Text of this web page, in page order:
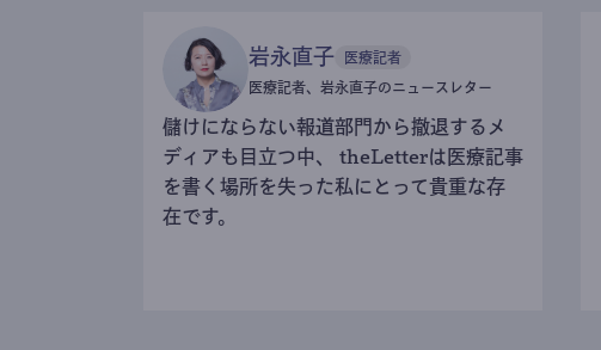
岩永直子 医療記者
医療記者、岩永直子のニュースレター
儲けにならない報道部門から撤退するメ
ディアも目立つ中、 theLetterは医療記事
を書く場所を失った私にとって貴重な存
在です。